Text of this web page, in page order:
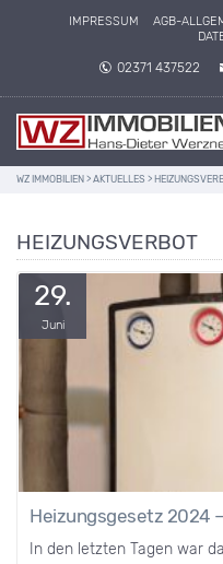
IMPRESSUM
AGB-
02371 437522
WZ IMMOBILIEN > AKTUELLES >
HEIZUNGSVERBOT
29.
Juni
Heizungsgesetz 2024
In den letzten Tagen war